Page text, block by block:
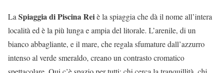
La Spiaggia di Piscina Reiè la spiaggia che dà il nome all’intera
località ed è la più lunga e ampia del litorale. L’arenile, di un
bianco abbagliante, e il mare, che regala sfumature dall’azzurro
intenso al verde smeraldo, creano un contrasto cromatico